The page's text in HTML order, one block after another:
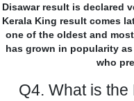
Disawar result is declared
Kerala King result comes
one of the oldest and
has grown in popularity
who
Q4. What is the